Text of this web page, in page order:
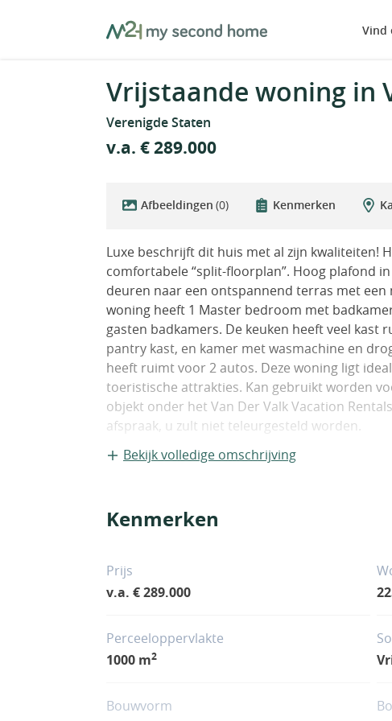
MySecondHome Vind
Vrijstaande woning in
Verenigde Staten
v.a. € 289.000
Afbeeldingen (0) Kenmerken
Luxe beschrijft dit huis met al zijn kwaliteiten!
comfortabele “split-floorplan”. Hoog plafond
deuren naar een ontspannend terras met
woning heeft 1 Master bedroom met
gasten badkamers. De keuken heeft veel
pantry kast, en kamer met wasmachine en
heeft ruimt voor 2 autos. Deze woning ligt
toeristische attrakties. Kan gebruikt worden
objekt onder het Van Der Valk Vacation
afspraak, u zult niet teleurgesteld worden.
Bekijk volledige omschrijving
Kenmerken
Prijs
v.a. € 289.000
Perceeloppervlakte
1000 m2
Bouwvorm